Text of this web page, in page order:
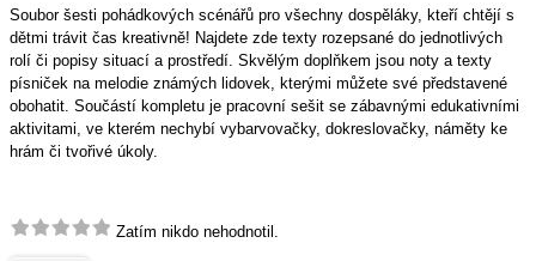
Soubor šesti pohádkových scénářů pro všechny dospěláky, kteří chtějí s
dětmi trávit čas kreativně! Najdete zde texty rozepsané do jednotlivých
rolí či popisy situací a prostředí. Skvělým doplňkem jsou noty a texty
písniček na melodie známých lidovek, kterými můžete své představené
obohatit. Součástí kompletu je pracovní sešit se zábavnými edukativními
aktivitami, ve kterém nechybí vybarvovačky, dokreslovačky, náměty ke
hrám či tvořivé úkoly.
Zatím nikdo nehodnotil.